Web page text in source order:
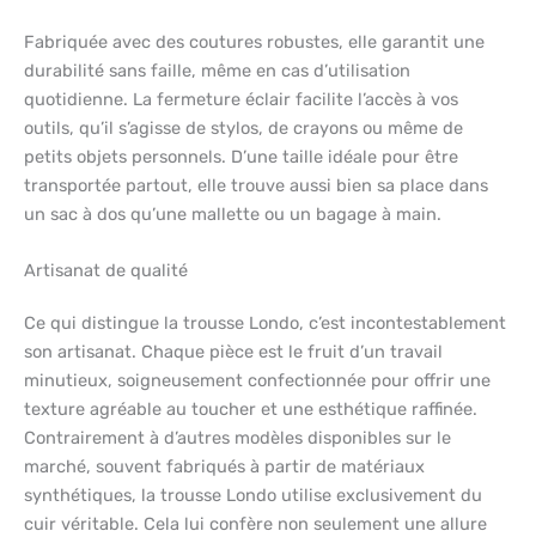
Fabriquée avec des coutures robustes, elle garantit une
durabilité sans faille, même en cas d’utilisation
quotidienne. La fermeture éclair facilite l’accès à vos
outils, qu’il s’agisse de stylos, de crayons ou même de
petits objets personnels. D’une taille idéale pour être
transportée partout, elle trouve aussi bien sa place dans
un sac à dos qu’une mallette ou un bagage à main.
Artisanat de qualité
Ce qui distingue la trousse Londo, c’est incontestablement
son artisanat. Chaque pièce est le fruit d’un travail
minutieux, soigneusement confectionnée pour offrir une
texture agréable au toucher et une esthétique raffinée.
Contrairement à d’autres modèles disponibles sur le
marché, souvent fabriqués à partir de matériaux
synthétiques, la trousse Londo utilise exclusivement du
cuir véritable. Cela lui confère non seulement une allure